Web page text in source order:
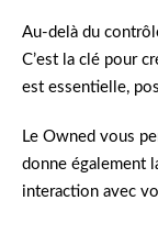
Au-delà du
C’est la clé pour
est essentielle,
Le Owned vous
donne également
interaction avec